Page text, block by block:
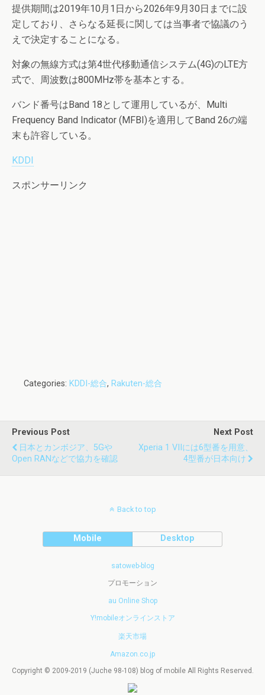
提供期間は2019年10月1日から2026年9月30日までに設
定しており、さらなる延長に関しては当事者で協議のう
えで決定することになる。
対象の無線方式は第4世代移動通信システム(4G)のLTE方
式で、周波数は800MHz帯を基本とする。
バンド番号はBand 18として運用しているが、Multi
Frequency Band Indicator (MFBI)を適用してBand 26の端
末も許容している。
KDDI
スポンサーリンク
Categories: KDDI-総合, Rakuten-総合
Previous Post
日本とカンボジア、5Gや
Open RANなどで協力を確認
Next Post
Xperia 1 VIIには6型番を用意、
4型番が日本向け
Back to top
Mobile Desktop
satoweb-blog
プロモーション
au Online Shop
Y!mobileオンラインストア
楽天市場
Amazon.co.jp
Copyright © 2009-2019 (Juche 98-108) blog of mobile All Rights Reserved.